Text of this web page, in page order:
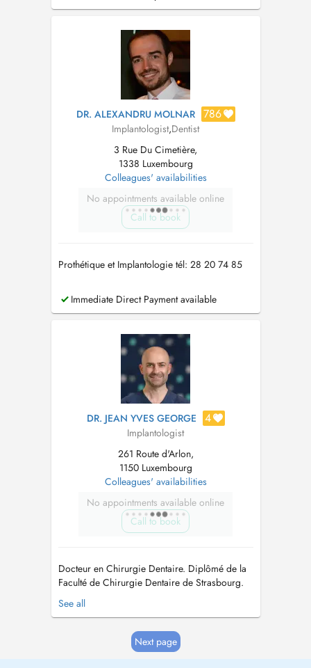
DR. ALEXANDRU MOLNAR 786
Implantologist,Dentist
3 Rue Du Cimetière,
1338 Luxembourg
Colleagues' availabilities
No appointments available online
Call to book
Prothétique et Implantologie tél: 28 20 74 85
Immediate Direct Payment available
DR. JEAN YVES GEORGE 4
Implantologist
261 Route d'Arlon,
1150 Luxembourg
Colleagues' availabilities
No appointments available online
Call to book
Docteur en Chirurgie Dentaire. Diplômé de la
Faculté de Chirurgie Dentaire de Strasbourg.
D.U dImplantologie Orale et Maxillo-Faciale
Paris XII. D.U de Chirurgie Pré et Péri-
in Periodontology and Implantology New York.
Membre de la Socié...
See all
Next page